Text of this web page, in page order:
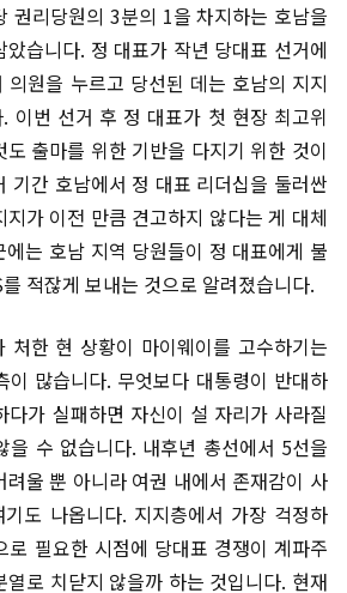
권리당원의 3분의 1을 차지하는 호남을
습니다. 정 대표가 작년 당대표 선거에
의원을 누르고 당선된 데는 호남의 지지
이번 선거 후 정 대표가 첫 현장 최고위
출마를 위한 기반을 다지기 위한 것이
기간 호남에서 정 대표 리더십을 둘러싼
가 이전 만큼 견고하지 않다는 게 대체
는 호남 지역 당원들이 정 대표에게 불
적잖게 보내는 것으로 알려졌습니다.
처한 현 상황이 마이웨이를 고수하기는
이 많습니다. 무엇보다 대통령이 반대하
다가 실패하면 자신이 설 자리가 사라질
을 수 없습니다. 내후년 총선에서 5선을
울 뿐 아니라 여권 내에서 존재감이 사
도 나옵니다. 지지층에서 가장 걱정하
로 필요한 시점에 당대표 경쟁이 계파주
로 치닫지 않을까 하는 것입니다. 현재